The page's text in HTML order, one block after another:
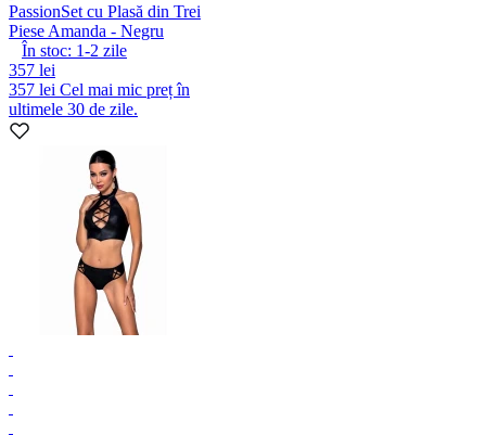
PassionSet cu Plasă din Trei
Piese Amanda - Negru
În stoc: 1-2 zile
357 lei
357 lei Cel mai mic preț în
ultimele 30 de zile.